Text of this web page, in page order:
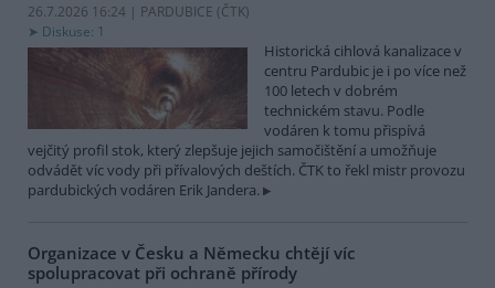
26.7.2026 16:24 | PARDUBICE (ČTK)
Diskuse: 1
Historická cihlová kanalizace v
centru Pardubic je i po více než
100 letech v dobrém
technickém stavu. Podle
vodáren k tomu přispívá
vejčitý profil stok, který zlepšuje jejich samočištění a umožňuje
odvádět víc vody při přívalových deštích. ČTK to řekl mistr provozu
pardubických vodáren Erik Jandera.
Organizace v Česku a Německu chtějí víc
spolupracovat při ochraně přírody